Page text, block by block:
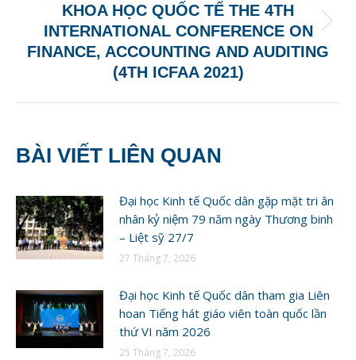
Next
post:
KHOA HỌC QUỐC TẾ THE 4TH
INTERNATIONAL CONFERENCE ON
FINANCE, ACCOUNTING AND AUDITING
(4TH ICFAA 2021)
BÀI VIẾT LIÊN QUAN
Đại học Kinh tế Quốc dân gặp mặt tri ân
nhân kỷ niệm 79 năm ngày Thương binh
– Liệt sỹ 27/7
27 Tháng 7, 2026
Đại học Kinh tế Quốc dân tham gia Liên
hoan Tiếng hát giáo viên toàn quốc lần
thứ VI năm 2026
25 Tháng 7, 2026